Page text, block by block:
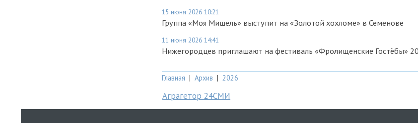
15 июня 2026 10:21
Группа «Моя Мишель» выступит на «Золотой хохломе» в Семенове
11 июня 2026 14:41
Нижегородцев приглашают на фестиваль «Фролищенские Гостёбы»
Главная | Архив | 2026
Аграгетор 24СМИ